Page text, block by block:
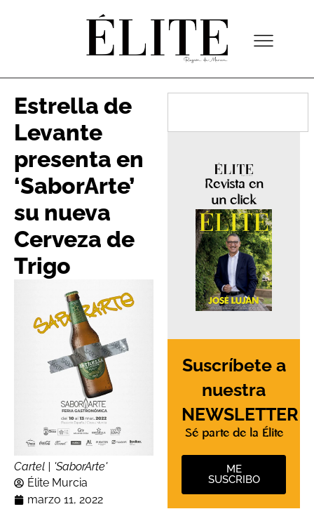
Estrella de
Levante
presenta en
‘SaborArte’
su nueva
Cerveza de
Trigo
Cartel | 'SaborArte'
Élite Murcia
marzo 11, 2022
Revista en
un click
Suscríbete a
nuestra
NEWSLETTER
Sé parte de la Élite
ME
SUSCRIBO